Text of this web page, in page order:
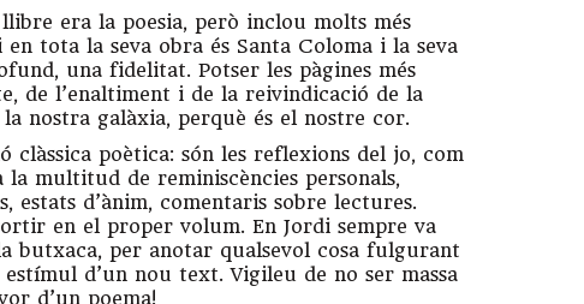
era la poesia, però inclou molts més
tota la seva obra és Santa Coloma i la seva
una fidelitat. Potser les pàgines més
de l’enaltiment i de la reivindicació de la
nostra galàxia, perquè és el nostre cor.
poètica: són les reflexions del jo, com
la multitud de reminiscències personals,
estats d’ànim, comentaris sobre lectures.
en el proper volum. En Jordi sempre va
butxaca, per anotar qualsevol cosa fulgurant
d’un nou text. Vigileu de no ser massa
d’un poema!